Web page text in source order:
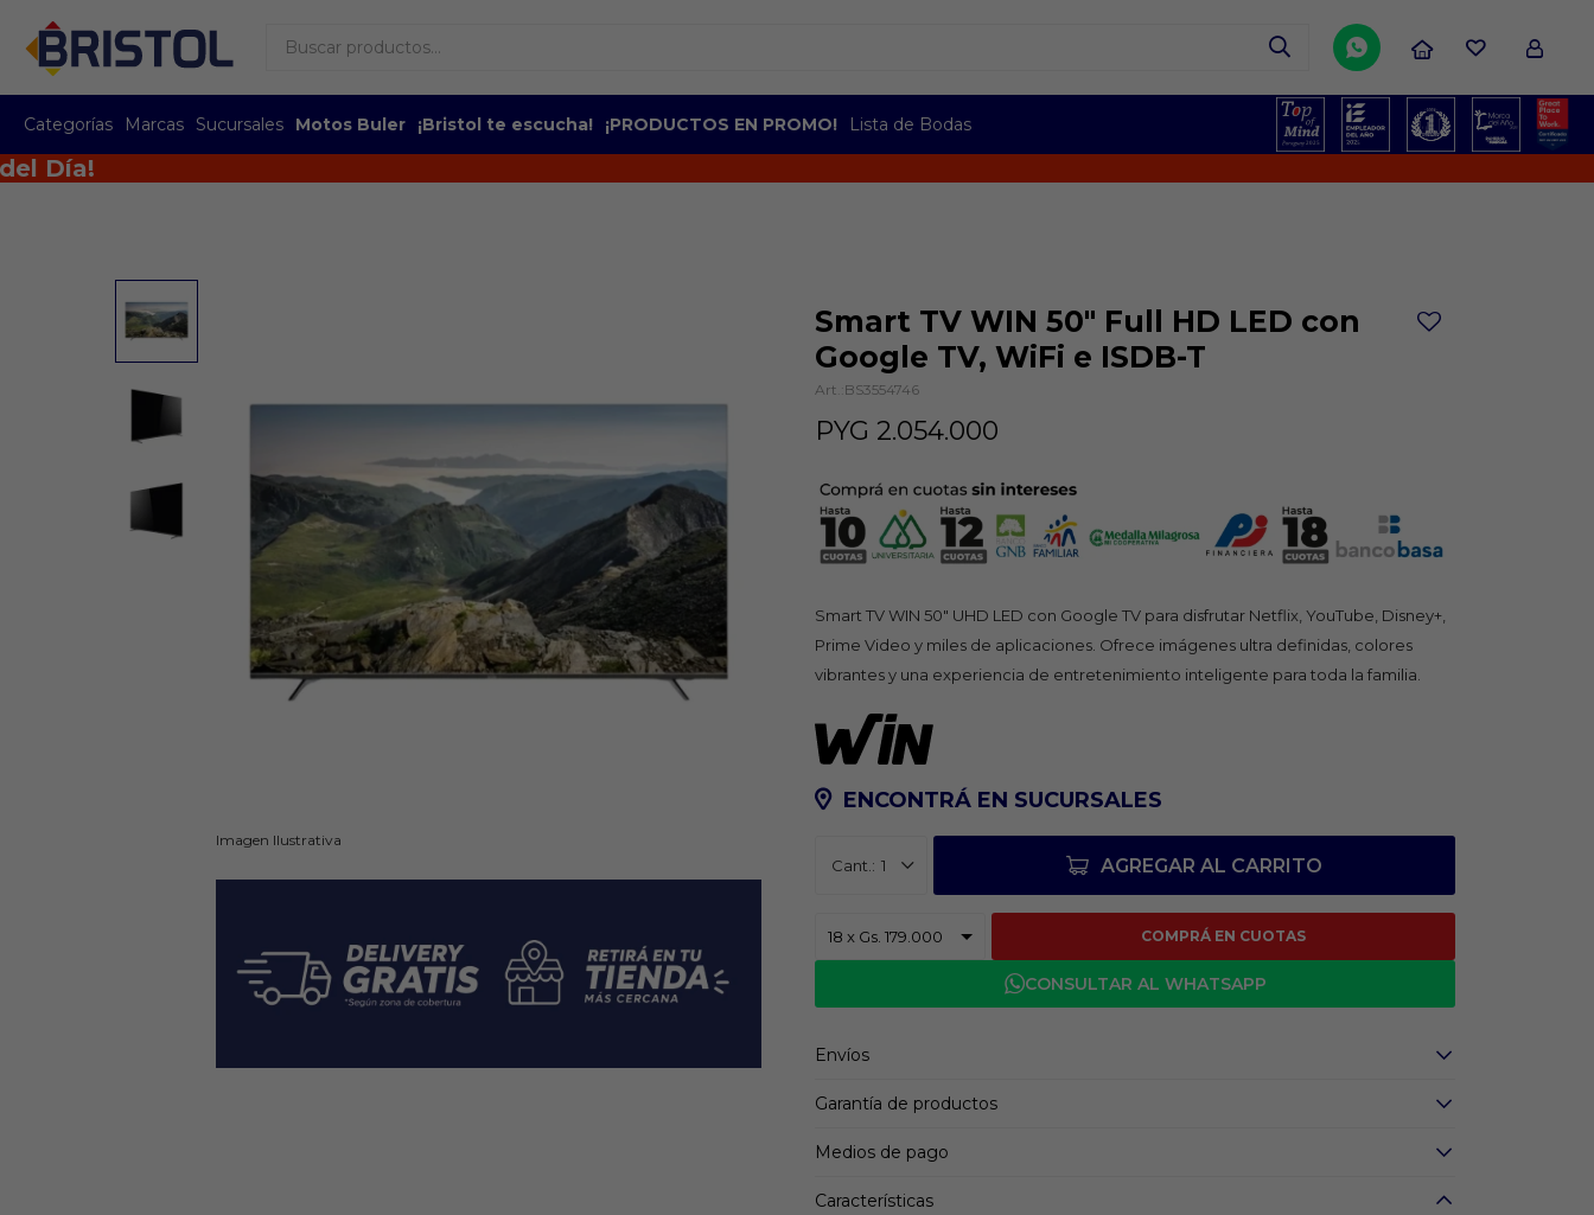
Categorías Marcas Sucursales Motos Buler ¡Bristol te escucha! ¡PRODUCTOS EN PROMO! Lista de Bodas

Imagen Ilustrativa
Smart TV WIN 50" Full HD LED con
Google TV, WiFi e ISDB-T
BS3554746
PYG 2.054.000
Smart TV WIN 50" UHD LED con Google TV para disfrutar Netflix, YouTube, Disney+,
Prime Video y miles de aplicaciones. Ofrece imágenes ultra definidas, colores
vibrantes y una experiencia de entretenimiento inteligente para toda la familia.
ENCONTRÁ EN SUCURSALES
1 AGREGAR AL CARRITO
COMPRÁ EN CUOTAS
CONSULTAR AL WHATSAPP
Envíos
Garantía de productos
Medios de pago
Características